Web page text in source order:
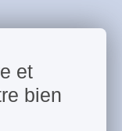
et
bien